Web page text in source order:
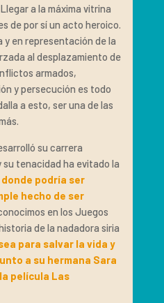
a la máxima vitrina
de por sí un acto heroico.
y en representación de la
al desplazamiento de
armados,
y persecución es todo
a esto, ser una de las
su carrera
tenacidad ha evitado la
donde podría ser
hecho de ser
en los Juegos
de la nadadora siria
para salvar la vida y
a su hermana Sara
película Las